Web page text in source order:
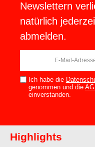
Newslettern
natürlich
abmelden.
Ich habe die
genommen und die
einverstanden.
Highlights